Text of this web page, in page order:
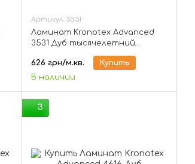
Артикул: 3531
Ламинат Kronotex Advanced
3531 Дуб тысячелетний
626 грн/м.кв.
Купить
В наличии
3